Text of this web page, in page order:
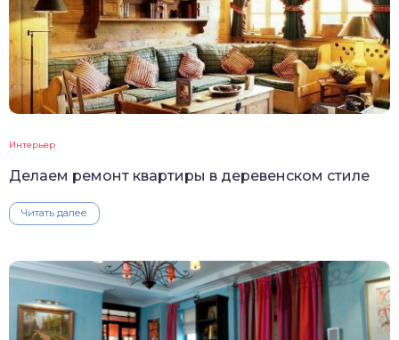
Интерьер
Делаем ремонт квартиры в деревенском стиле
Читать далее